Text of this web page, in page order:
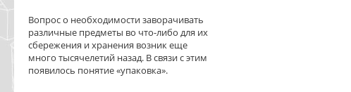
Вопрос о необходимости заворачивать
различные предметы во что-либо для их
сбережения и хранения возник еще
много тысячелетий назад. В связи с этим
появилось понятие «упаковка».